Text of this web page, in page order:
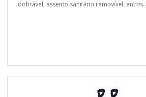
dobrável, assento sanitário removível, encos..